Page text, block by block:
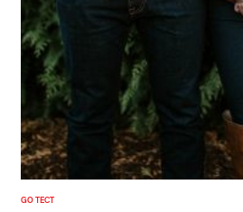
GO ТЕСТ